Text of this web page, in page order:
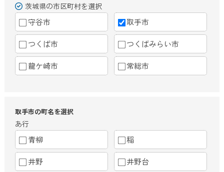
茨城県の市区町村を選択
守谷市 取手市
つくば市 つくばみらい市
龍ケ崎市 常総市
取手市の町名を選択
あ行
青柳 稲
井野 井野台